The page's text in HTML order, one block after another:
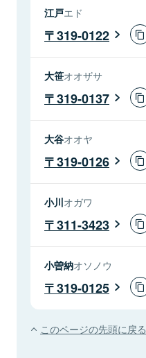
江戸エド
319-0122
大笹オオザサ
319-0137
大谷オオヤ
319-0126
小川オガワ
311-3423
小曽納オソノウ
319-0125
このページの先頭に戻る